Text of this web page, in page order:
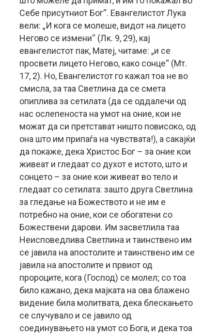
Себе присутниот Бог“. Евангелистот Лука
вели: „И кога се молеше, видот на лицето
Негово се измени“ (Лк. 9, 29), кај
евангелистот пак, Матеј, читаме: „и се
просвети лицето Негово, како сонце“ (Мт.
17, 2). Но, Евангелистот го кажал тоа не во
смисла, за таа Светлина да се смета
опиплива за сетилата (да се оддалечи од
нас ослепеноста на умот на оние, кои не
можат да си претстават ништо повисоко, од
она што им припаѓа на чувствата!), а сакајќи
да покаже, дека Христос Бог – за оние кои
живеат и гледаат со духот е истото, што и
сонцето – за оние кои живеат во тело и
гледаат со сетилата: зашто друга Светлина
за гледање на Божеството и не им е
потребно на оние, кои се обогатени со
Божествени дарови. Им засветлила таа
Неисповедлива Светлина и таинствено им
се јавила на апостолите и таинствено им се
јавила на апостолите и првиот од
пророците, кога (Господ) се молел; со тоа
било кажано, дека мајката на ова блажено
видение била молитвата, дека блескањето
се случувало и се јавило од
соединувањето на умот со Бога, и дека тоа